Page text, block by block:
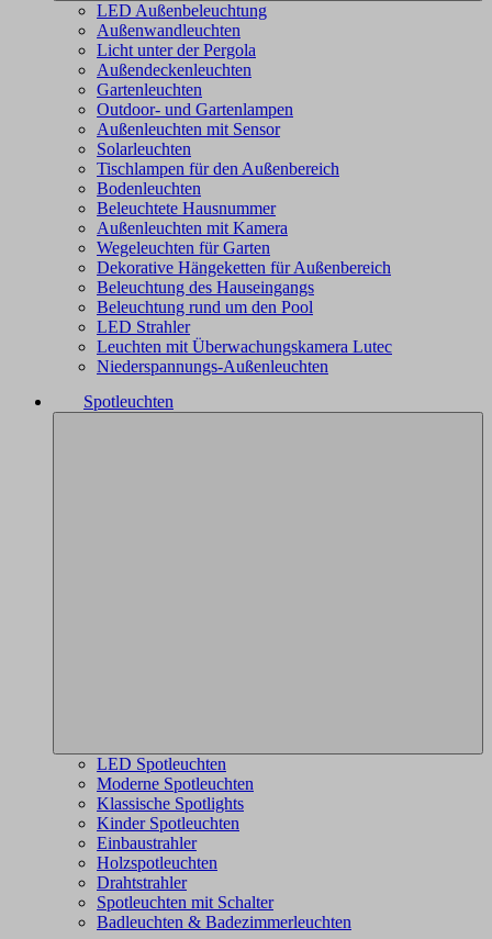
LED Außenbeleuchtung
Außenwandleuchten
Licht unter der Pergola
Außendeckenleuchten
Gartenleuchten
Outdoor- und Gartenlampen
Außenleuchten mit Sensor
Solarleuchten
Tischlampen für den Außenbereich
Bodenleuchten
Beleuchtete Hausnummer
Außenleuchten mit Kamera
Wegeleuchten für Garten
Dekorative Hängeketten für Außenbereich
Beleuchtung des Hauseingangs
Beleuchtung rund um den Pool
LED Strahler
Leuchten mit Überwachungskamera Lutec
Niederspannungs-Außenleuchten
Spotleuchten
LED Spotleuchten
Moderne Spotleuchten
Klassische Spotlights
Kinder Spotleuchten
Einbaustrahler
Holzspotleuchten
Drahtstrahler
Spotleuchten mit Schalter
Badleuchten & Badezimmerleuchten